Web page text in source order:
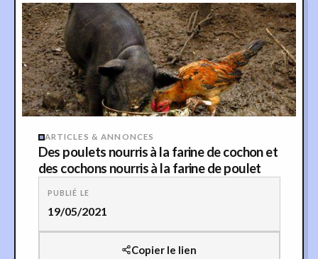
ARTICLES & ANNONCES
Des poulets nourris à la farine de cochon et
des cochons nourris à la farine de poulet
PUBLIÉ LE
19/05/2021
Copier le lien